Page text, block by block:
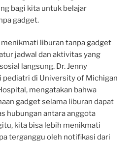
bagi kita untuk belajar
gadget.
liburan tanpa gadget
jadwal dan aktivitas yang
langsung. Dr. Jenny
pediatri di University of Michigan
mengatakan bahwa
gadget selama liburan dapat
hubungan antara anggota
kita bisa lebih menikmati
terganggu oleh notifikasi dari